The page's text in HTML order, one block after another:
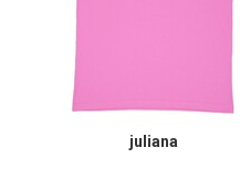
juliana